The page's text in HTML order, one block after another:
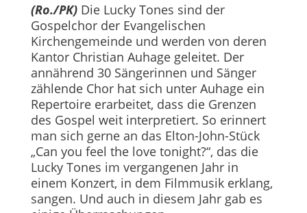
(Ro./PK)Die Lucky Tones sind der
Gospelchor der Evangelischen
Kirchengemeinde und werden von deren
Kantor Christian Auhage geleitet. Der
annährend 30 Sängerinnen und Sänger
zählende Chor hat sich unter Auhage ein
Repertoire erarbeitet, dass die Grenzen
des Gospel weit interpretiert. So erinnert
man sich gerne an das Elton-John-Stück
„Can you feel the love tonight?“, das die
Lucky Tones im vergangenen Jahr in
einem Konzert, in dem Filmmusik erklang,
sangen. Und auch in diesem Jahr gab es